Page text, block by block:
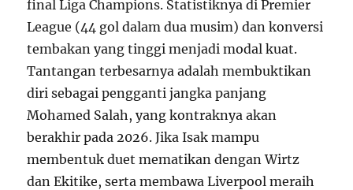
final Liga Champions. Statistiknya di Premier
League (44 gol dalam dua musim) dan konversi
tembakan yang tinggi menjadi modal kuat.
Tantangan terbesarnya adalah membuktikan
diri sebagai pengganti jangka panjang
Mohamed Salah, yang kontraknya akan
berakhir pada 2026. Jika Isak mampu
membentuk duet mematikan dengan Wirtz
dan Ekitike, serta membawa Liverpool meraih